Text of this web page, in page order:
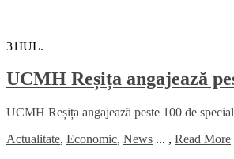
31IUL.
UCMH Reșița angajează
UCMH Reșița angajează peste 100 de
Actualitate, Economic, News ... , Read More